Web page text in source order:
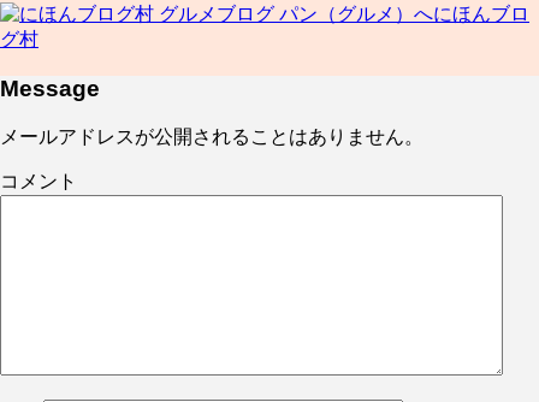
にほんブロ
グ村
Message
メールアドレスが公開されることはありません。
コメント